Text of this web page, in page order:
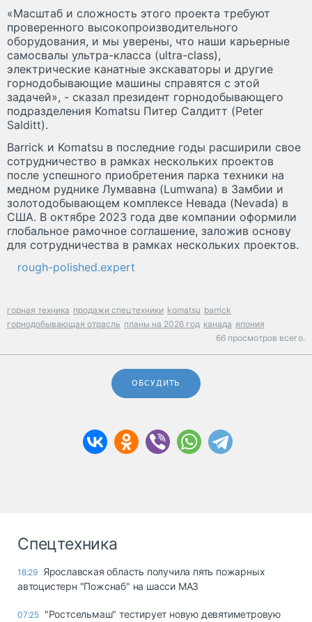
«Масштаб и сложность этого проекта требуют
проверенного высокопроизводительного
оборудования, и мы уверены, что наши карьерные
самосвалы ультра-класса (ultra-class),
электрические канатные экскаваторы и другие
горнодобывающие машины справятся с этой
задачей», - сказал президент горнодобывающего
подразделения Komatsu Питер Салдитт (Peter
Salditt).
Barrick и Komatsu в последние годы расширили свое
сотрудничество в рамках нескольких проектов
после успешного приобретения парка техники на
медном руднике Лумвавна (Lumwana) в Замбии и
золотодобывающем комплексе Невада (Nevada) в
США. В октябре 2023 года две компании оформили
глобальное рамочное соглашение, заложив основу
для сотрудничества в рамках нескольких проектов.
rough-polished.expert
горная техника продажи спецтехники komatsu barrick
горнодобывающая отрасль планы на 2026 год канада япония
66 просмотров всего.
ОБСУДИТЬ
Спецтехника
18:29 Ярославская область получила пять пожарных
автоцистерн "Пожснаб" на шасси МАЗ
07:25 "Ростсельмаш" тестирует новую девятиметровую